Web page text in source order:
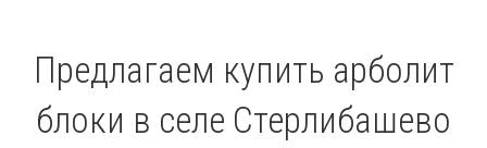
Предлагаем купить арболит
блоки в селе Стерлибашево